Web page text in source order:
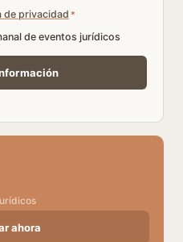
de privacidad *
de eventos jurídicos
ahora